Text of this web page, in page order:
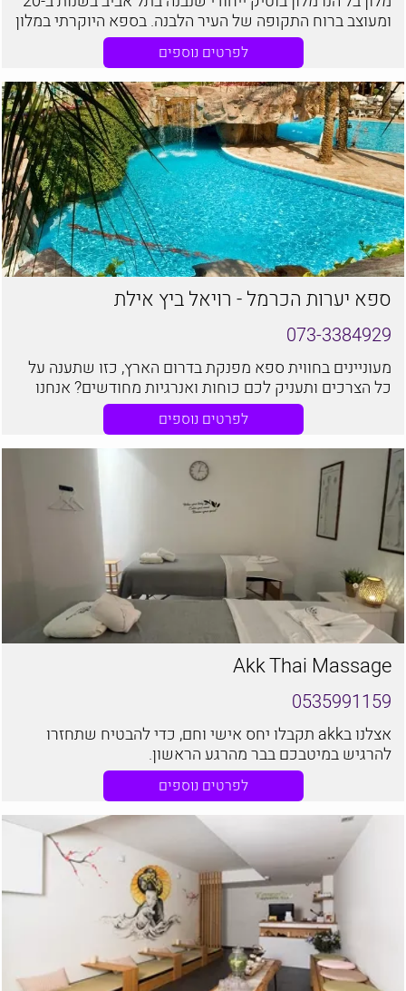
ומעוצב ברוח התקופה של העיר הלבנה. בספא היוקרתי במלון
בל תוכלו ליהנות מחוויה ברוח העיר הלבנה, בשילוב אלמנטים
חדשניים, שירות אישי מהצוות המסור וכמובן מקצועיות ללא
פשרות.
לפרטים נוספים
ספא יערות הכרמל - רויאל ביץ אילת
073-3384929
מעוניינים בחווית ספא מפנקת בדרום הארץ, כזו שתענה על
כל הצרכים ותעניק לכם כוחות ואנרגיות מחודשים? אנחנו
ממליצים לכם להגיע למתחם הספא היוקרתי והמוביל באילת
- ספא יערות הכרמל
לפרטים נוספים
Akk Thai Massage
0535991159
אצלנו בakk תקבלו יחס אישי וחם, כדי להבטיח שתחזרו
להרגיש במיטבכם בבר מהרגע הראשון.
לפרטים נוספים